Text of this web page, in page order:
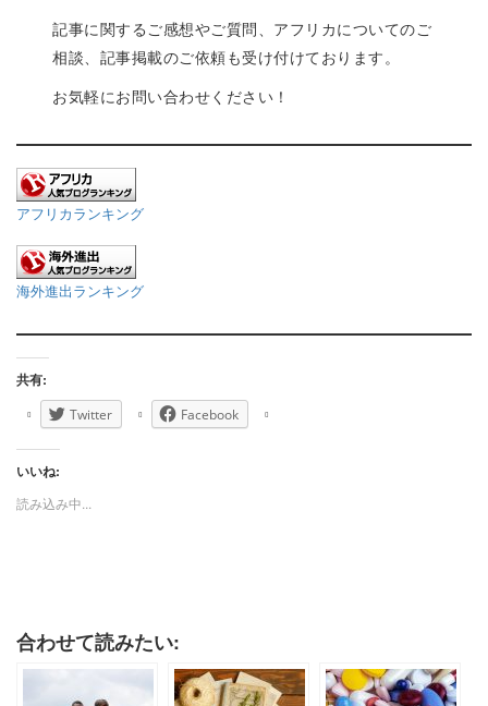
記事に関するご感想やご質問、アフリカについてのご
相談、記事掲載のご依頼も受け付けております。
お気軽にお問い合わせください！
アフリカランキング
海外進出ランキング
共有:
Twitter Facebook
いいね:
読み込み中...
合わせて読みたい: